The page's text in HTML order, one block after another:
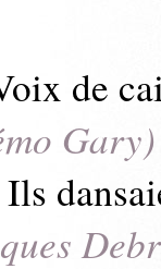
de
Gary)
Ils